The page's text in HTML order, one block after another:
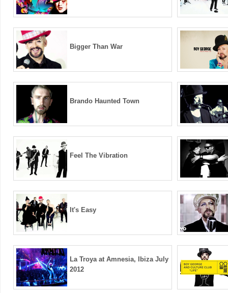
Bigger Than War
Brando Haunted Town
Feel The Vibration
It's Easy
La Troya at Amnesia, Ibiza July
2012